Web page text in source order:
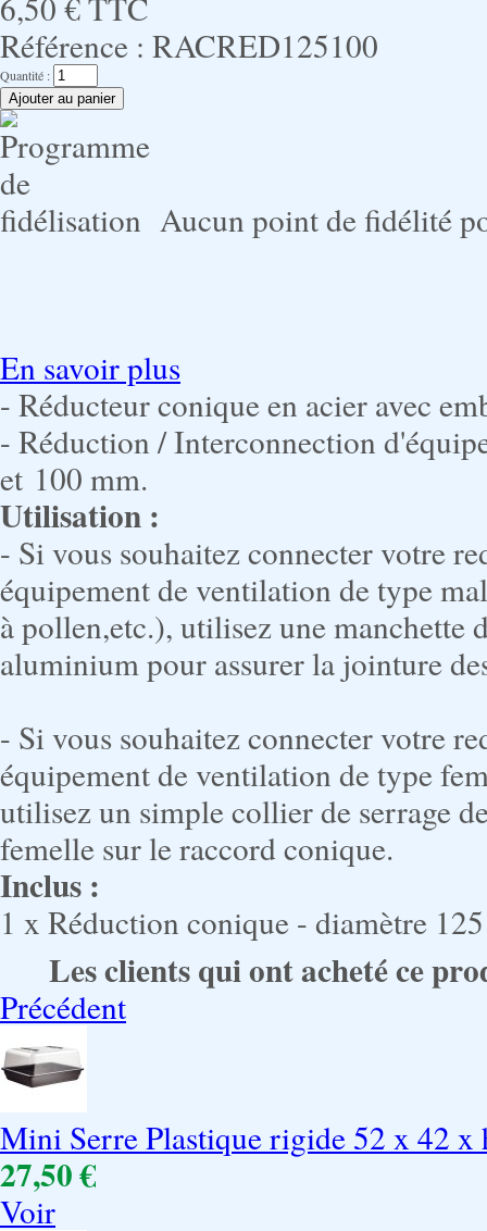
Référence : RACRED125100
Quantité :
Aucun point de fidélité
En savoir plus
- Réducteur conique en acier avec
- Réduction / Interconnection
et 100 mm.
Utilisation :
- Si vous souhaitez connecter votre
équipement de ventilation de type
à pollen,etc.), utilisez une manchette
aluminium pour assurer la jointure
- Si vous souhaitez connecter votre
équipement de ventilation de type
utilisez un simple collier de serrage
femelle sur le raccord conique.
Inclus :
1 x Réduction conique - diamètre
Les clients qui ont acheté ce
Précédent
Mini Serre Plastique rigide 52 x 42 x
27,50 €
Voir